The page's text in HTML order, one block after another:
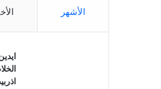
الأشهر